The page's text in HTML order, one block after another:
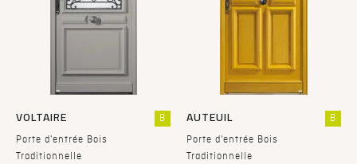
VOLTAIRE
Porte d'entrée Bois
Traditionnelle
B AUTEUIL
Porte d'entrée Bois
Traditionnelle
B